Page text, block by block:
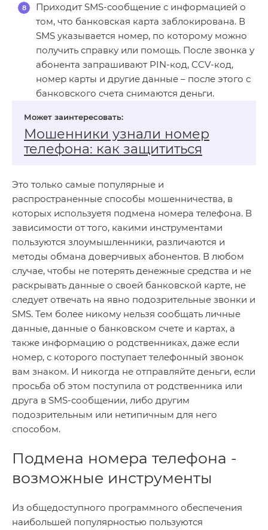
Приходит SMS-сообщение с информацией о
том, что банковская карта заблокирована. В
SMS указывается номер, по которому можно
получить справку или помощь. После звонка у
абонента запрашивают PIN-код, CCV-код,
номер карты и другие данные – после этого с
банковского счета снимаются деньги.
Мошенники узнали номер
телефона: как защититься
Это только самые популярные и
распространенные способы мошенничества, в
которых используетя подмена номера телефона. В
зависимости от того, какими инструментами
пользуются злоумышленники, различаются и
методы обмана доверчивых абонентов. В любом
случае, чтобы не потерять денежные средства и не
раскрывать данные о своей банковской карте, не
следует отвечать на явно подозрительные звонки и
SMS. Тем более никому нельзя сообщать личные
данные, данные о банковском счете и картах, а
также информацию о родственниках, даже если
номер, с которого поступает телефонный звонок
вам знаком. И никогда не отправляйте деньги, если
просьба об этом поступила от родственника или
друга в SMS-сообщении, либо другим
подозрительным или нетипичным для него
способом.
Подмена номера телефона -
возможные инструменты
Из общедоступного программного обеспечения
наибольшей популярностью пользуются